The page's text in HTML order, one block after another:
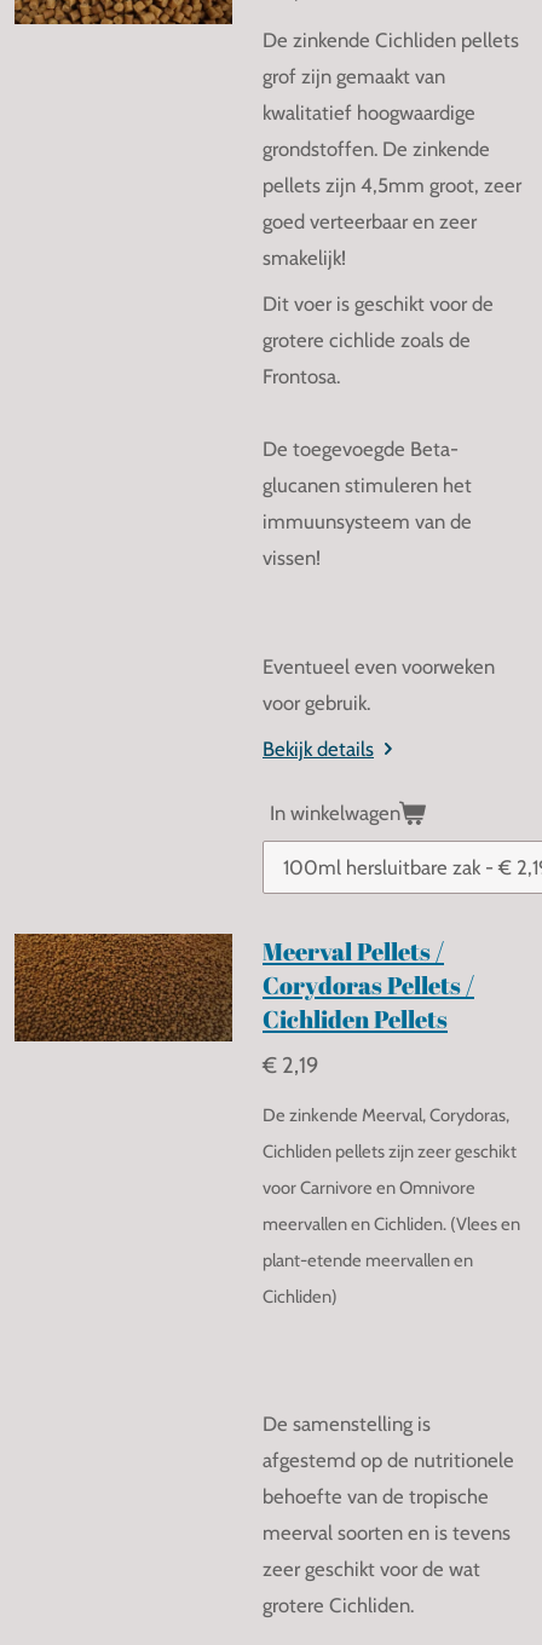
De zinkende Cichliden pellets
grof zijn gemaakt van
kwalitatief hoogwaardige
grondstoffen. De zinkende
pellets zijn 4,5mm groot, zeer
goed verteerbaar en zeer
smakelijk!
Dit voer is geschikt voor de
grotere cichlide zoals de
Frontosa.
De toegevoegde Beta-
glucanen stimuleren het
immuunsysteem van de
vissen!
Eventueel even voorweken
voor gebruik.
Bekijk details
In winkelwagen
Meerval Pellets /
Corydoras Pellets /
Cichliden Pellets
€ 2,19
De zinkende Meerval, Corydoras,
Cichliden pellets zijn zeer geschikt
voor Carnivore en Omnivore
meervallen en Cichliden. (Vlees en
plant-etende meervallen en
Cichliden)
De samenstelling is
afgestemd op de nutritionele
behoefte van de tropische
meerval soorten en is tevens
zeer geschikt voor de wat
grotere Cichliden.